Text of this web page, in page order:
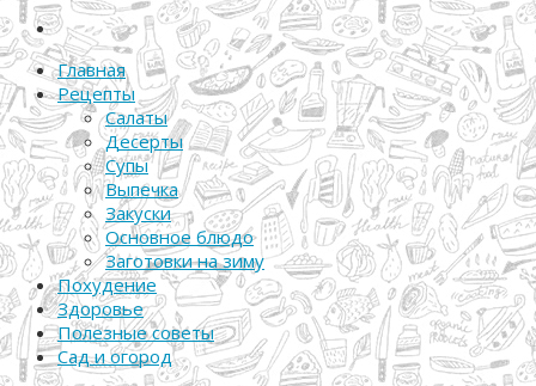
Главная
Рецепты
Салаты
Десерты
Супы
Выпечка
Закуски
Основное блюдо
Заготовки на зиму
Похудение
Здоровье
Полезные советы
Сад и огород